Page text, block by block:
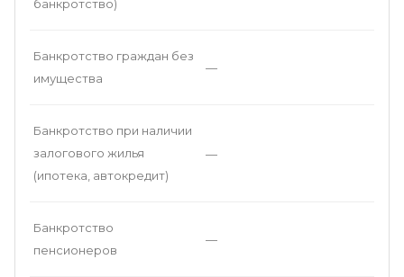
банкротство)
Банкротство граждан без
имущества
—
Банкротство при наличии
залогового жилья
(ипотека, автокредит)
—
Банкротство
пенсионеров
—